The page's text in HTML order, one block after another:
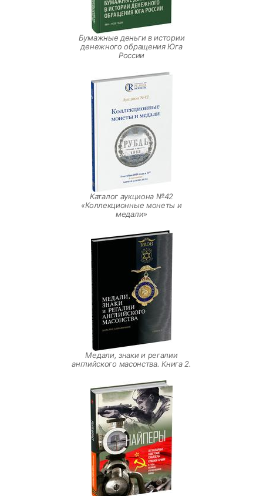
Бумажные деньги в истории
денежного обращения Юга
России
Каталог аукциона №42
«Коллекционные монеты и
медали»
Медали, знаки и регалии
английского масонства. Книга 2.